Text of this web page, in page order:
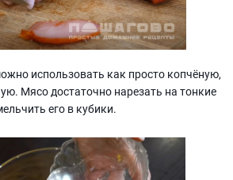
использовать как просто копчёную,
Мясо достаточно нарезать на тонкие
его в кубики.